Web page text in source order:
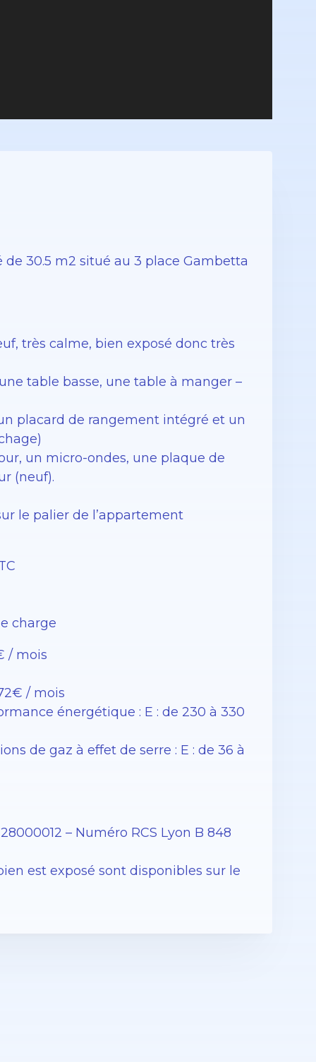
30.5 m2 situé au 3 place Gambetta
très calme, bien exposé donc très
table basse, une table à manger –
placard de rangement intégré et un
un micro-ondes, une plaque de
(neuf).
le palier de l’appartement
charge
/ mois
/ mois
énergétique : E : de 230 à 330
de gaz à effet de serre : E : de 36 à
– Numéro RCS Lyon B 848
est exposé sont disponibles sur le